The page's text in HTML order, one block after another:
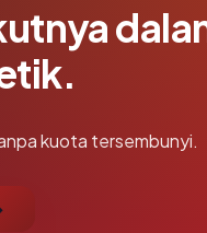
kuota tersembunyi.